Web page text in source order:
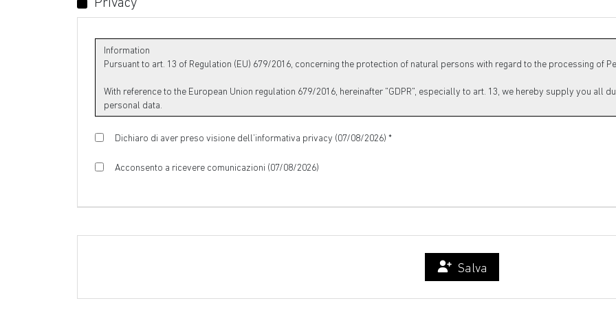
Dichiaro di aver preso visione dell’informativa privacy (07/08/2026) *
Acconsento a ricevere comunicazioni (07/08/2026)
Salva